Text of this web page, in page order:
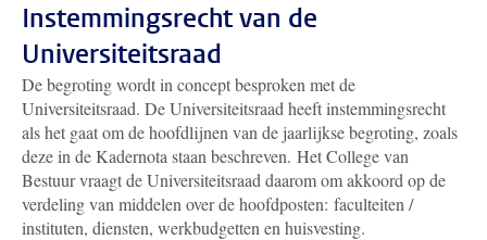
Instemmingsrecht van de
Universiteitsraad
De begroting wordt in concept besproken met de
Universiteitsraad. De Universiteitsraad heeft instemmingsrecht
als het gaat om de hoofdlijnen van de jaarlijkse begroting, zoals
deze in de Kadernota staan beschreven. Het College van
Bestuur vraagt de Universiteitsraad daarom om akkoord op de
verdeling van middelen over de hoofdposten: faculteiten /
instituten, diensten, werkbudgetten en huisvesting.